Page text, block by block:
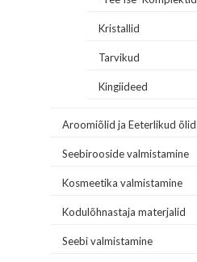
Kristallid
Tarvikud
Kingiideed
Aroomiõlid ja Eeterlikud õlid
Seebirooside valmistamine
Kosmeetika valmistamine
Kodulõhnastaja materjalid
Seebi valmistamine